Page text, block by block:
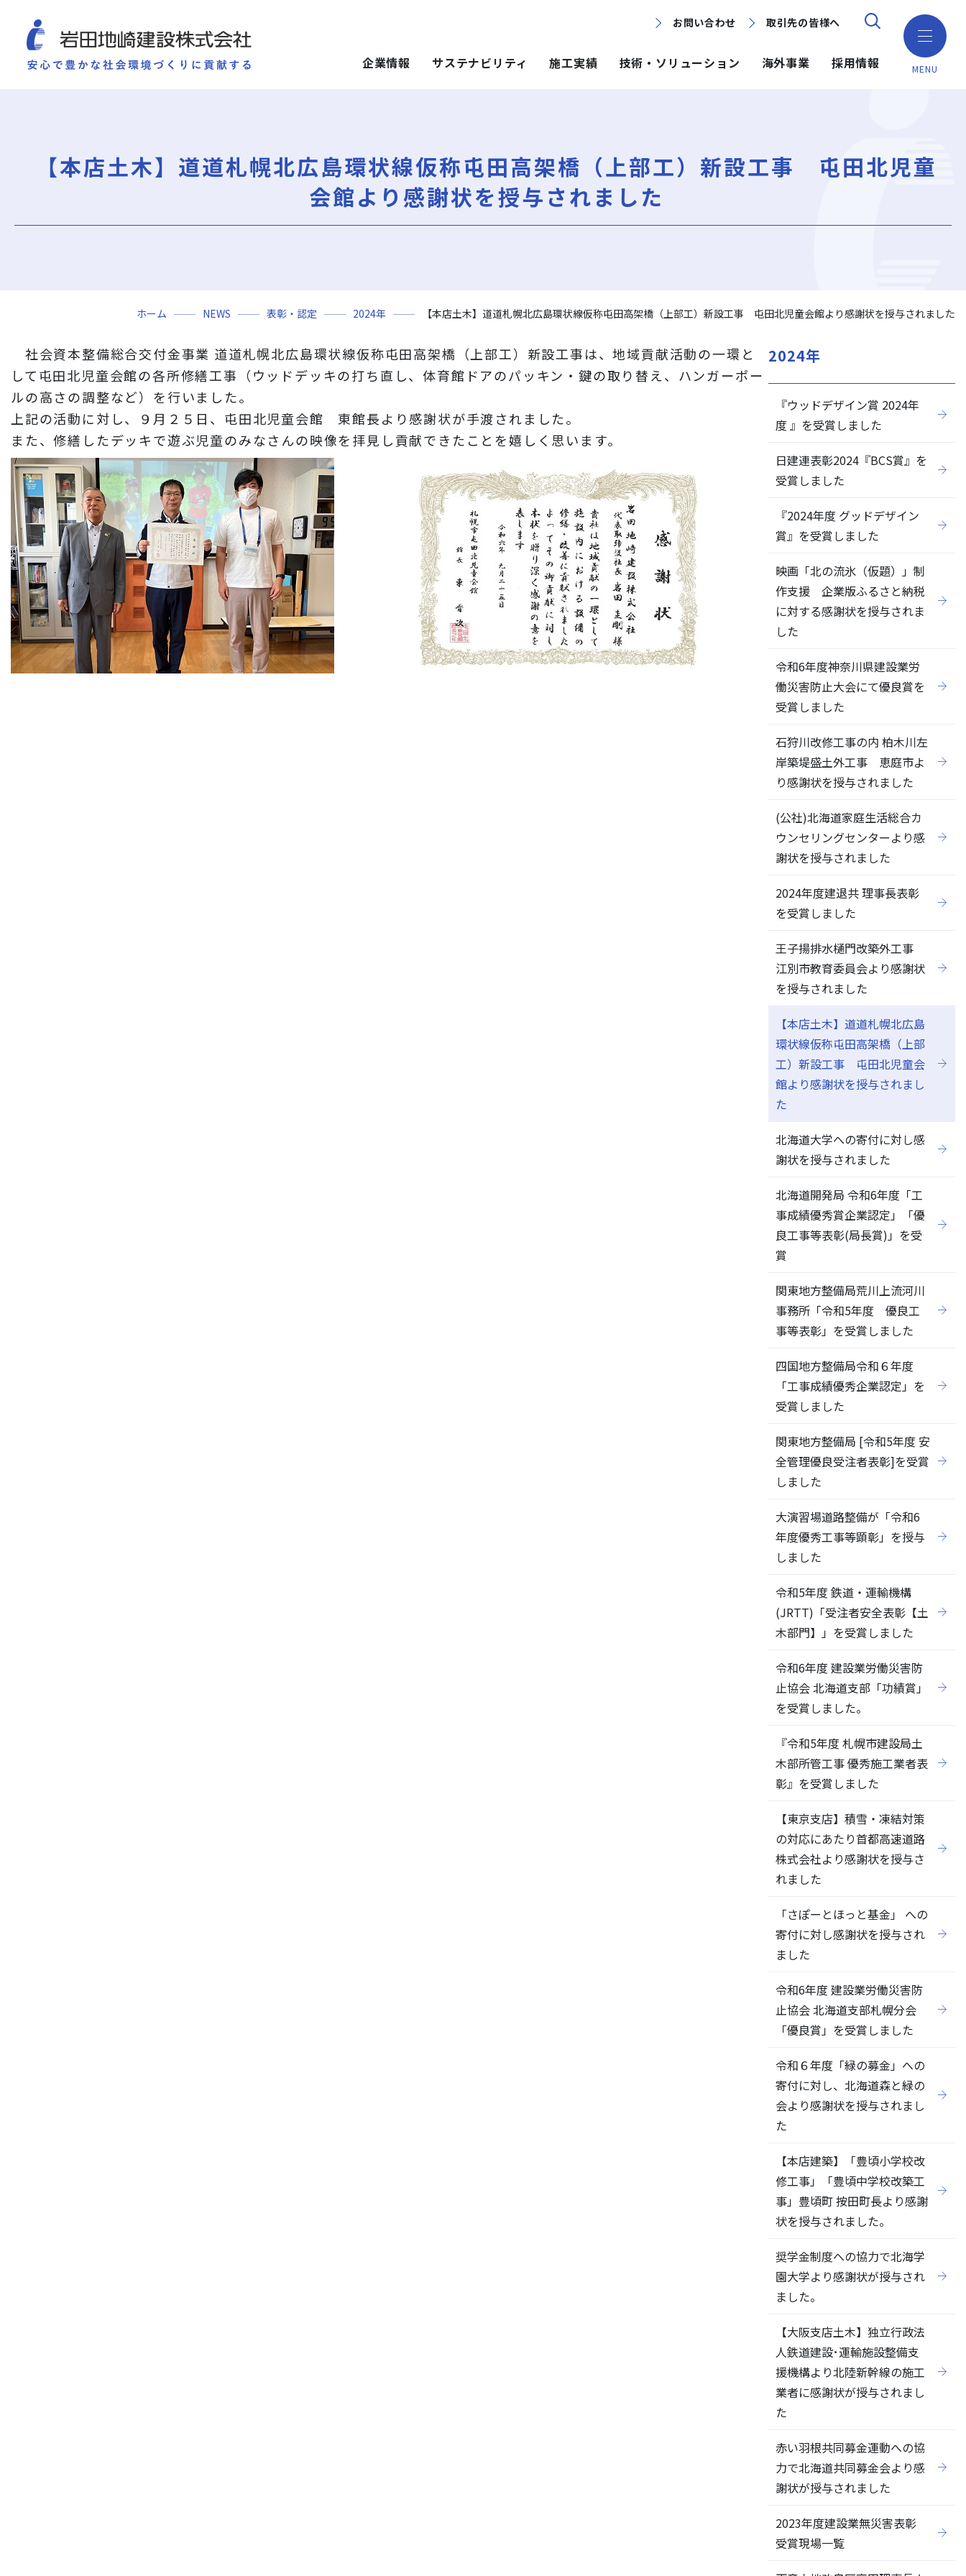
MENU
お問い合わせ 取引先の皆様へ
ごあいさつ
ミッション・ビジョン・社訓
役員一覧
岩田地崎建設のCM
3分でわかる岩田地崎建設
重要課題（マテリアリティ）
環境（Environment）
ガバナンス（Governance）
サスティナビリティ・レポート
年代から探す
地域別で探す
用途区分から探す
GISマップシステム
Niseko Project
技術
ソリューション
海外事業
閉じる
お問い合わせ 取引先の皆様へ
企業情報
会社概要
組織図
役員一覧
岩田地崎の歴史
事業所一覧
3分でわかる岩田地崎建設
サステナビリティ
社会（Social）
ガバナンス（Governance）
サスティナビリティ・レポート
施工実績
用途区分から探す
GISマップシステム
Niseko Project
技術・ソリューション
環境技術
ICT
再開発事業
ZEB
海外事業 採用情報
【本店土木】道道札幌北広島環状線仮称屯田高架橋（上部工）新設工事 屯田北児童
会館より感謝状を授与されました
ホーム NEWS 表彰・認定 2024年 【本店土木】道道札幌北広島環状線仮称屯田高架橋（上部工）新設工事 屯田北児童会館より感謝状を授与されました
社会資本整備総合交付金事業 道道札幌北広島環状線仮称屯田高架橋（上部工）新設工事は、地域貢献活動の一環と
して屯田北児童会館の各所修繕工事（ウッドデッキの打ち直し、体育館ドアのパッキン・鍵の取り替え、ハンガーポー
ルの高さの調整など）を行いました。
上記の活動に対し、９月２５日、屯田北児童会館 東館長より感謝状が手渡されました。
また、修繕したデッキで遊ぶ児童のみなさんの映像を拝見し貢献できたことを嬉しく思います。
2024年
『ウッドデザイン賞 2024年
度 』を受賞しました
日建連表彰2024『BCS賞』を
受賞しました
『2024年度 グッドデザイン
賞』を受賞しました
映画「北の流氷（仮題）」制
作支援 企業版ふるさと納税
に対する感謝状を授与されま
した
令和6年度神奈川県建設業労
働災害防止大会にて優良賞を
受賞しました
石狩川改修工事の内 柏木川左
岸築堤盛土外工事 恵庭市よ
り感謝状を授与されました
(公社)北海道家庭生活総合カ
ウンセリングセンターより感
謝状を授与されました
2024年度建退共 理事長表彰
を受賞しました
王子揚排水樋門改築外工事
江別市教育委員会より感謝状
を授与されました
【本店土木】道道札幌北広島
環状線仮称屯田高架橋（上部
工）新設工事 屯田北児童会
館より感謝状を授与されまし
た
北海道大学への寄付に対し感
謝状を授与されました
北海道開発局 令和6年度「工
事成績優秀賞企業認定」「優
良工事等表彰(局長賞)」を受
賞
関東地方整備局荒川上流河川
事務所「令和5年度 優良工
事等表彰」を受賞しました
四国地方整備局令和６年度
「工事成績優秀企業認定」を
受賞しました
関東地方整備局 [令和5年度 安
全管理優良受注者表彰]を受賞
しました
大演習場道路整備が「令和6
年度優秀工事等顕彰」を授与
しました
令和5年度 鉄道・運輸機構
(JRTT)「受注者安全表彰【土
木部門】」を受賞しました
令和6年度 建設業労働災害防
止協会 北海道支部「功績賞」
を受賞しました。
『令和5年度 札幌市建設局土
木部所管工事 優秀施工業者表
彰』を受賞しました
【東京支店】積雪・凍結対策
の対応にあたり首都高速道路
株式会社より感謝状を授与さ
れました
「さぽーとほっと基金」 への
寄付に対し感謝状を授与され
ました
令和6年度 建設業労働災害防
止協会 北海道支部札幌分会
「優良賞」を受賞しました
令和６年度「緑の募金」への
寄付に対し、北海道森と緑の
会より感謝状を授与されまし
た
【本店建築】「豊頃小学校改
修工事」「豊頃中学校改築工
事」豊頃町 按田町長より感謝
状を授与されました。
奨学金制度への協力で北海学
園大学より感謝状が授与され
ました。
【大阪支店土木】独立行政法
人鉄道建設･運輸施設整備支
援機構より北陸新幹線の施工
業者に感謝状が授与されまし
た
赤い羽根共同募金運動への協
力で北海道共同募金会より感
謝状が授与されました
2023年度建設業無災害表彰
受賞現場一覧